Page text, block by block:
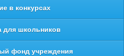
в конкурсах
для школьников
фонд учреждения